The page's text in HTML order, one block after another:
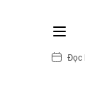
Đọc